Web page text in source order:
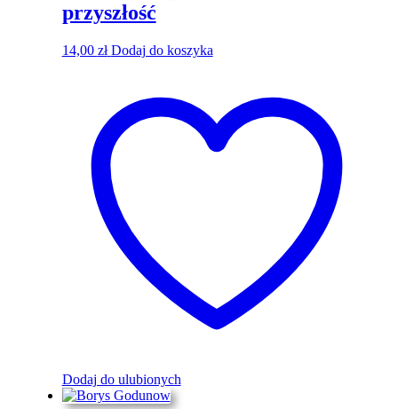
przyszłość
14,00 zł Dodaj do koszyka
Dodaj do ulubionych